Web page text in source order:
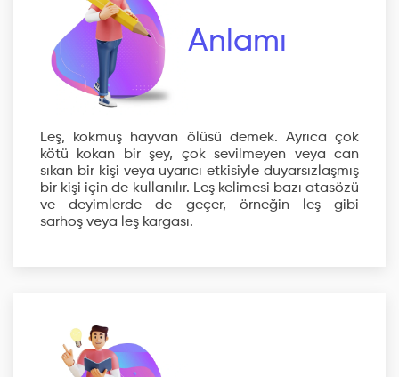
Anlamı
Leş, kokmuş hayvan ölüsü demek. Ayrıca çok
kötü kokan bir şey, çok sevilmeyen veya can
sıkan bir kişi veya uyarıcı etkisiyle duyarsızlaşmış
bir kişi için de kullanılır. Leş kelimesi bazı atasözü
ve deyimlerde de geçer, örneğin leş gibi
sarhoş veya leş kargası.